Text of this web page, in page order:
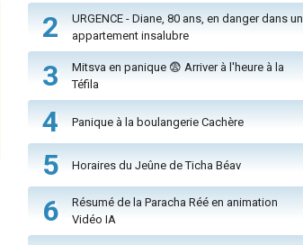
2
URGENCE - Diane, 80 ans, en danger dans un
appartement insalubre
3
Mitsva en panique 😨 Arriver à l'heure à la
Téfila
4 Panique à la boulangerie Cachère
5 Horaires du Jeûne de Ticha Béav
6
Résumé de la Paracha Réé en animation
Vidéo IA